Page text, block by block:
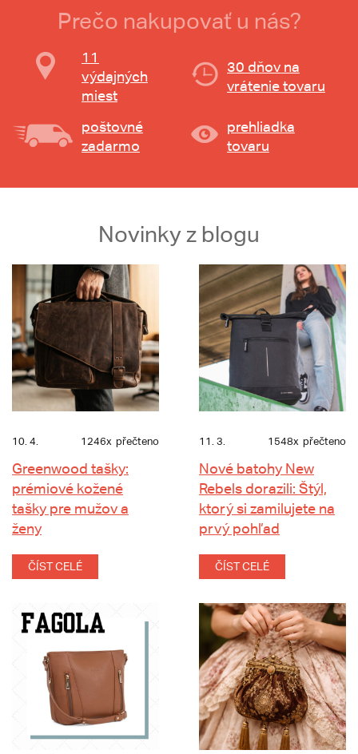
Prečo nakupovať u nás?
11
výdajných
miest
30 dňov na
vrátenie tovaru
poštovné
zadarmo
prehliadka
tovaru
Novinky z blogu
10. 4. 1246x přečteno
Greenwood tašky:
prémiové kožené
tašky pre mužov a
ženy
ČÍST CELÉ
11. 3. 1548x přečteno
Nové batohy New
Rebels dorazili: Štýl,
ktorý si zamilujete na
prvý pohľad
ČÍST CELÉ